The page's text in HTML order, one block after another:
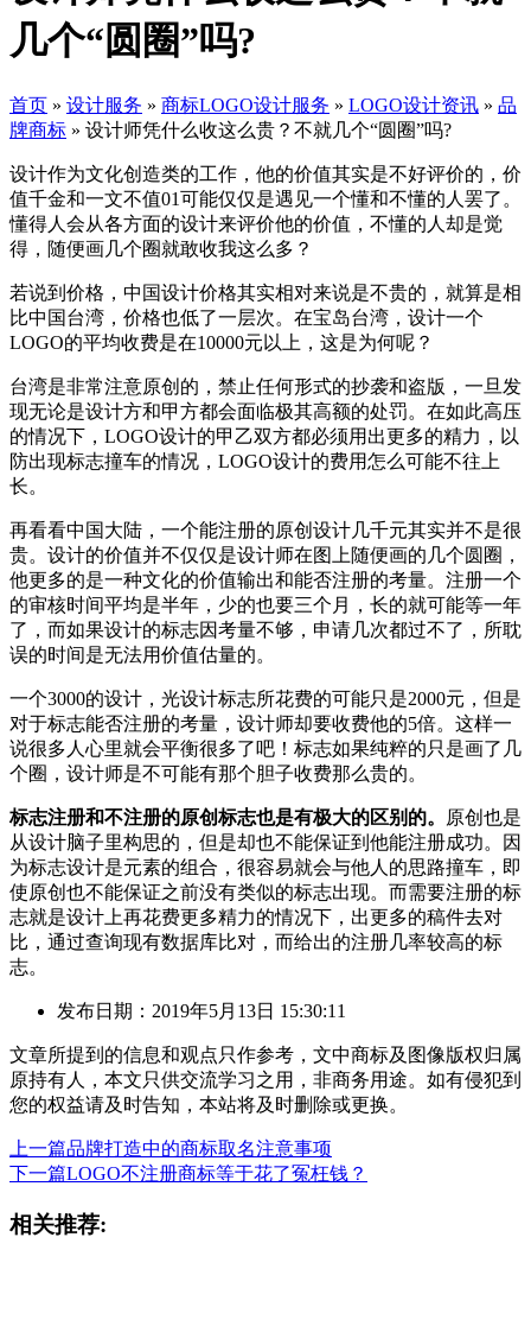
几个“圆圈”吗?
首页 » 设计服务 » 商标LOGO设计服务 » LOGO设计资讯 » 品
牌商标 » 设计师凭什么收这么贵？不就几个“圆圈”吗?
设计作为文化创造类的工作，他的价值其实是不好评价的，价
值千金和一文不值01可能仅仅是遇见一个懂和不懂的人罢了。
懂得人会从各方面的设计来评价他的价值，不懂的人却是觉
得，随便画几个圈就敢收我这么多？
若说到价格，中国设计价格其实相对来说是不贵的，就算是相
比中国台湾，价格也低了一层次。在宝岛台湾，设计一个
LOGO的平均收费是在10000元以上，这是为何呢？
台湾是非常注意原创的，禁止任何形式的抄袭和盗版，一旦发
现无论是设计方和甲方都会面临极其高额的处罚。在如此高压
的情况下，LOGO设计的甲乙双方都必须用出更多的精力，以
防出现标志撞车的情况，LOGO设计的费用怎么可能不往上
长。
再看看中国大陆，一个能注册的原创设计几千元其实并不是很
贵。设计的价值并不仅仅是设计师在图上随便画的几个圆圈，
他更多的是一种文化的价值输出和能否注册的考量。注册一个
的审核时间平均是半年，少的也要三个月，长的就可能等一年
了，而如果设计的标志因考量不够，申请几次都过不了，所耽
误的时间是无法用价值估量的。
一个3000的设计，光设计标志所花费的可能只是2000元，但是
对于标志能否注册的考量，设计师却要收费他的5倍。这样一
说很多人心里就会平衡很多了吧！标志如果纯粹的只是画了几
个圈，设计师是不可能有那个胆子收费那么贵的。
标志注册和不注册的原创标志也是有极大的区别的。
原创也是
从设计脑子里构思的，但是却也不能保证到他能注册成功。因
为标志设计是元素的组合，很容易就会与他人的思路撞车，即
使原创也不能保证之前没有类似的标志出现。而需要注册的标
志就是设计上再花费更多精力的情况下，出更多的稿件去对
比，通过查询现有数据库比对，而给出的注册几率较高的标
志。
发布日期：2019年5月13日 15:30:11
文章所提到的信息和观点只作参考，文中商标及图像版权归属
原持有人，本文只供交流学习之用，非商务用途。如有侵犯到
您的权益请及时告知，本站将及时删除或更换。
上一篇品牌打造中的商标取名注意事项
下一篇LOGO不注册商标等于花了冤枉钱？
相关推荐: